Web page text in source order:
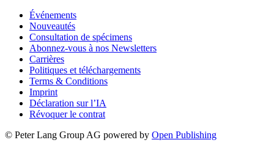
Événements
Nouveautés
Consultation de spécimens
Abonnez-vous à nos Newsletters
Carrières
Politiques et téléchargements
Terms & Conditions
Imprint
Déclaration sur l’IA
Révoquer le contrat
© Peter Lang Group AG powered by Open Publishing